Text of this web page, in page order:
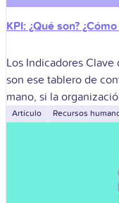
KPI: ¿Qué son?
Los Indicadores
son ese tablero de
mano, si la
allá
Artículo Recursos